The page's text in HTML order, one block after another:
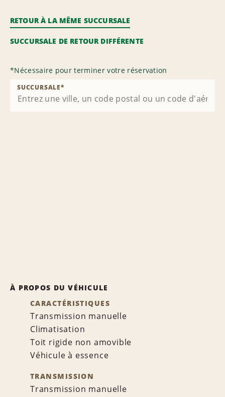
RETOUR À LA MÊME SUCCURSALE
SUCCURSALE DE RETOUR DIFFÉRENTE
*Nécessaire pour terminer votre réservation
SUCCURSALE*
À PROPOS DU VÉHICULE
CARACTÉRISTIQUES
Transmission manuelle
Climatisation
Toit rigide non amovible
Véhicule à essence
TRANSMISSION
Transmission manuelle